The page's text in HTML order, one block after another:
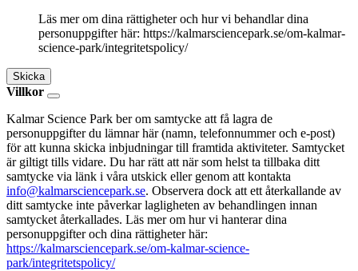
Läs mer om dina rättigheter och hur vi behandlar dina
personuppgifter här: https://kalmarsciencepark.se/om-kalmar-
science-park/integritetspolicy/
Skicka
Villkor
Kalmar Science Park ber om samtycke att få lagra de
personuppgifter du lämnar här (namn, telefonnummer och e-post)
för att kunna skicka inbjudningar till framtida aktiviteter. Samtycket
är giltigt tills vidare. Du har rätt att när som helst ta tillbaka ditt
samtycke via länk i våra utskick eller genom att kontakta
info@kalmarsciencepark.se. Observera dock att ett återkallande av
ditt samtycke inte påverkar lagligheten av behandlingen innan
samtycket återkallades. Läs mer om hur vi hanterar dina
personuppgifter och dina rättigheter här:
https://kalmarsciencepark.se/om-kalmar-science-
park/integritetspolicy/